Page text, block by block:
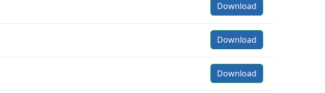
Download
Download
Download